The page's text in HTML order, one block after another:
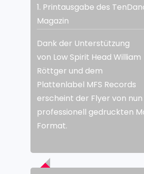
1. Printausgabe des
Magazin
Dank der Unterstützung
von Low Spirit Head William
Röttger und dem
Plattenlabel MFS Records
erscheint der Flyer von
professionell gedruckten
Format.